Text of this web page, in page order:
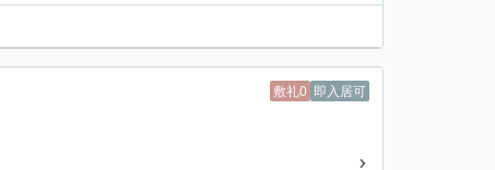
敷礼0 即入居可